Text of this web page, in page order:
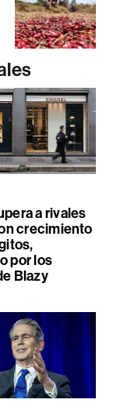
a rivales
crecimiento
por los
Blazy